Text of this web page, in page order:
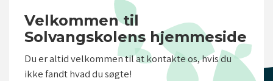
Velkommen til
Solvangskolens hjemmeside
Du er altid velkommen til at kontakte os, hvis du
ikke fandt hvad du søgte!
luk